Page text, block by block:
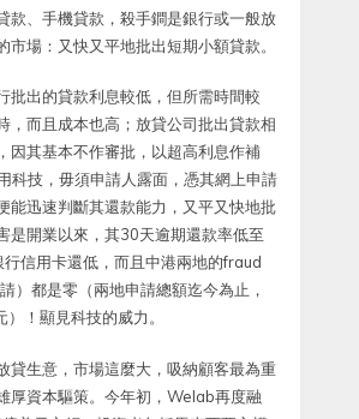
款、手機貸款，殺手鐧是銀行或一般放
市場：又快又平地批出短期小額貸款。
批出的貸款利息較低，但所需時間較
，而且成本也高；放貸公司批出貸款相
因其基本不作審批，以超高利息作補
科技，毋須申請人露面，憑其網上申請
能迅速判斷其還款能力，又平又快地批
是開業以來，其30天逾期還款率低至
行信用卡還低，而且中港兩地的fraud
）都是零（兩地申請總額迄今為止，
！顯見科技的威力。
貸生意，市場這麼大，吸納顧客最為重
厚資本驅策。今年初，Welab再度融